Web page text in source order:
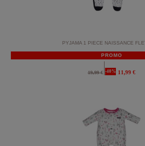
PYJAMA 1 PIECE NAISSANCE
PROMO
19,99 € -40% 11,99 €